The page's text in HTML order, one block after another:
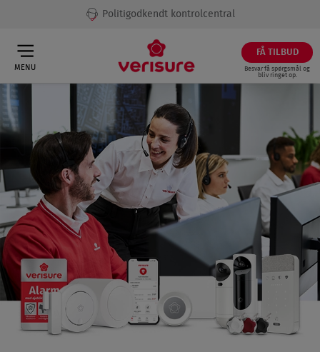
Fri vagtudrykning til dit hjem
FÅ TILBUD
Besvar få spørgsmål og
bliv ringet op.
MENU